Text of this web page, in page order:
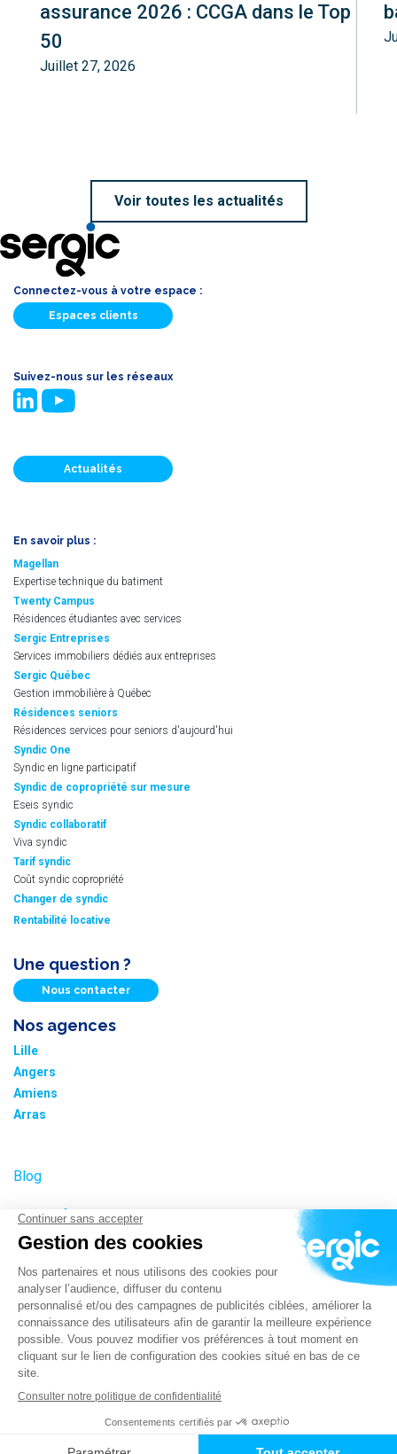
assurance 2026 : CCGA dans le Top
50
Juillet 27, 2026
Voir toutes les actualités
Connectez-vous à votre espace :
Espaces clients
Suivez-nous sur les réseaux
Actualités
En savoir plus :
Magellan
Expertise technique du batiment
Twenty Campus
Résidences étudiantes avec services
Sergic Entreprises
Services immobiliers dédiés aux entreprises
Sergic Québec
Gestion immobilière à Québec
Résidences seniors
Résidences services pour seniors d'aujourd'hui
Syndic One
Syndic en ligne participatif
Syndic de copropriété sur mesure
Eseis syndic
Syndic collaboratif
Viva syndic
Tarif syndic
Coût syndic copropriété
Changer de syndic
Rentabilité locative
Une question ?
Nous contacter
Nos agences
Lille
Angers
Amiens
Arras
Blog
Nos tarifs
Plan du site
Informations cookies
Paramétrer les cookies
Politique de confidentialité